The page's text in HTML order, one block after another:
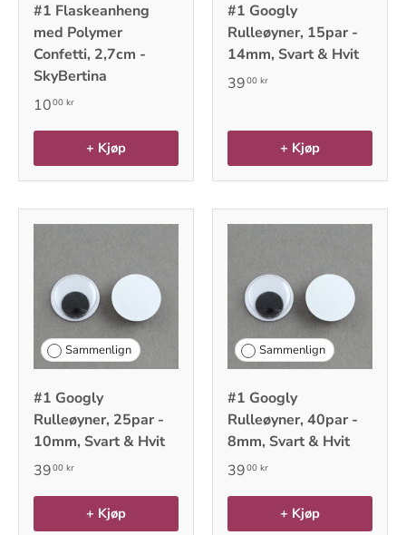
#1 Flaskeanheng
med Polymer
Confetti, 2,7cm -
SkyBertina
1000 kr
+ Kjøp
#1 Googly
Rulleøyner, 15par -
14mm, Svart & Hvit
3900 kr
+ Kjøp
Sammenlign
#1 Googly
Rulleøyner, 25par -
10mm, Svart & Hvit
3900 kr
+ Kjøp
Sammenlign
#1 Googly
Rulleøyner, 40par -
8mm, Svart & Hvit
3900 kr
+ Kjøp